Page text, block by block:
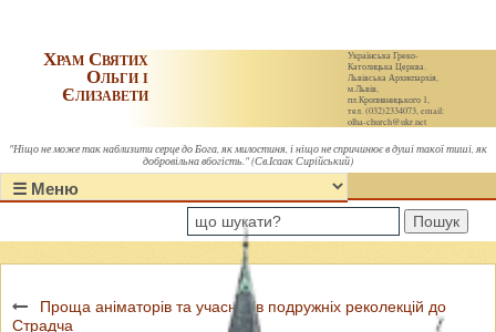
Українська Греко-
Католицька Церква.
Львівська Архиєпархія,
м.Львів,
пл.Кропивницького 1,
тел. (032)2334073, email:
olha-church@ukr.net
Храм Святих
Ольги і
Єлизавети
"Ніщо не може так наблизити серце до Бога, як милостиня, і ніщо не спричинює в душі такої тиші, як
добровільна вбогість." (Св.Ісаак Сирійський)
Пошук
Проща аніматорів та учасників подружніх реколекцій до
Страдча